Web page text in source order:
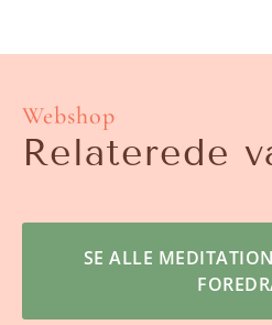
Webshop
Relaterede
SE ALLE